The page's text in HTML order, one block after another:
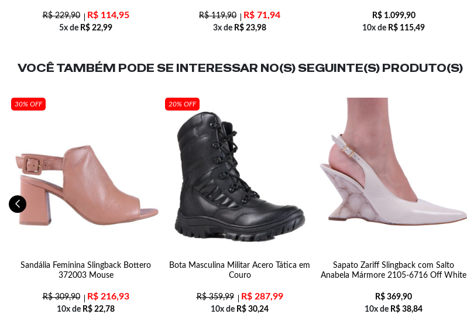
R$229,90 R$114,95
5x de R$ 22,99
R$119,90 R$ 71,94
3x de R$ 23,98
R$1.099,90
10x de R$ 115,49
VOCÊ TAMBÉM PODE SE INTERESSAR NO(S) SEGUINTE(S) PRODUTO(S)
30% OFF
Sandália Feminina Slingback Bottero
372003 Mouse
R$309,90 R$216,93
10x de R$ 22,78
20% OFF
Bota Masculina Militar Acero Tática em
Couro
R$359,99 R$287,99
10x de R$ 30,24
Sapato Zariff Slingback com Salto
Anabela Mármore 2105-6716 Off White
R$ 369,90
10x de R$ 38,84